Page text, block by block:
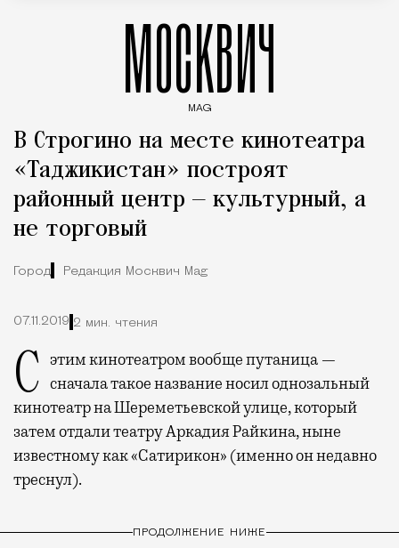
МОСКВИЧ
MAG
В Строгино на месте кинотеатра
«Таджикистан» построят
районный центр — культурный, а
не торговый
Город Редакция Москвич Mag
07.11.2019 2 мин. чтения
С этим кинотеатром вообще путаница — сначала такое название носил однозальный
кинотеатр на Шереметьевской улице, который
затем отдали театру Аркадия Райкина, ныне
известному как «Сатирикон» (именно он недавно
треснул).
ПРОДОЛЖЕНИЕ НИЖЕ